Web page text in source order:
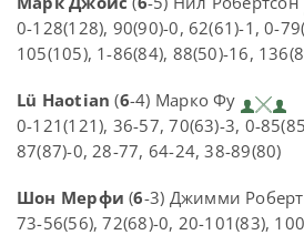
0-128(128), 90(90)-0, 62(61)-1, 0-
105(105), 1-86(84), 88(50)-16,
Lü Haotian (6-4) Марко Фу
0-121(121), 36-57, 70(63)-3, 0-
87(87)-0, 28-77, 64-24, 38-89(80)
Шон Мерфи (6-3) Джимми
73-56(56), 72(68)-0, 20-101(83),